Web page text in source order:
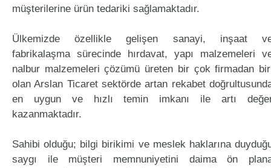
müşterilerine ürün tedariki sağlamaktadır.
Ülkemizde özellikle gelişen sanayi, inşaat
fabrikalaşma sürecinde hırdavat, yapı malzemeleri
nalbur malzemeleri çözümü üreten bir çok firmadan
olan Arslan Ticaret sektörde artan rekabet
en uygun ve hızlı temin imkanı ile artı
kazanmaktadır.
Sahibi olduğu; bilgi birikimi ve meslek haklarına
saygı ile müşteri memnuniyetini daima ön